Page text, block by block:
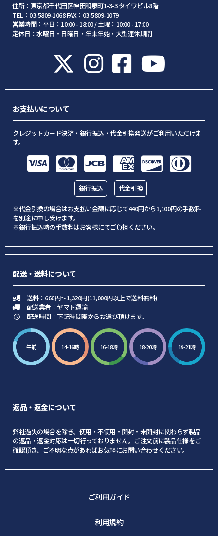
住所：東京都千代田区神田和泉町1-3-3 タイワビル8階
TEL：03-5809-1068 FAX：03-5809-1079
営業時間：平日：10:00 - 18:00 / 土曜：10:00 - 17:00
定休日：水曜日・日曜日・年末年始・大型連休期間
お支払いについて
クレジットカード決済・銀行振込・代金引換発送がご利用いただけま
す。
銀行振込 代金引換
※代金引換の場合はお支払い金額に応じて440円から1,100円の手数料
を別途に申し受けます。
※銀行振込時の手数料はお客様にてご負担ください。
配送・送料について
送料：660円～1,320円(11,000円以上で送料無料)
配送業者：ヤマト運輸
配送時間：下記時間帯からお選び頂けます。
午前 14-16時 16-18時 18-20時 19-21時
返品・返金について
弊社過失の場合を除き、使用・不使用・開封・未開封に関わらず製品
の返品・返金対応は一切行っておりません。ご注文前に製品仕様をご
確認頂き、ご不明な点があればお気軽にお問い合わせください。
ご利用ガイド
利用規約